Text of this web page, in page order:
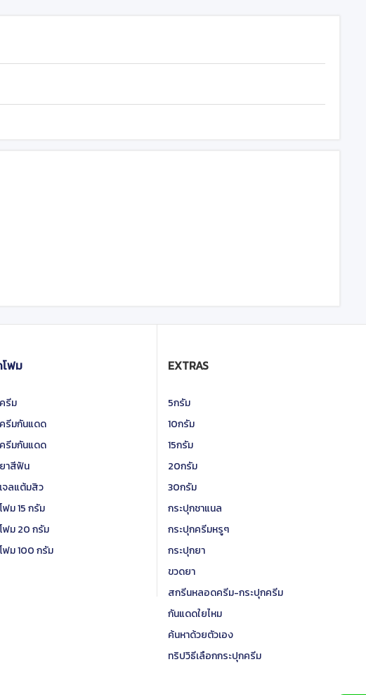
ฟม
รีม
รีมกันแดด
รีมกันแดด
าสีฟัน
จลแต้มสิว
ม 15 กรัม
ฟม 20 กรัม
ฟม 100 กรัม
EXTRAS
5กรัม
10กรัม
15กรัม
20กรัม
30กรัม
กระปุกชาแนล
กระปุกครีมหรูๆ
กระปุกยา
ขวดยา
สกรีนหลอดครีม-กระปุกครีม
กันแดดใยไหม
ค้นหาด้วยตัวเอง
ทริปวิธีเลือกกระปุกครีม